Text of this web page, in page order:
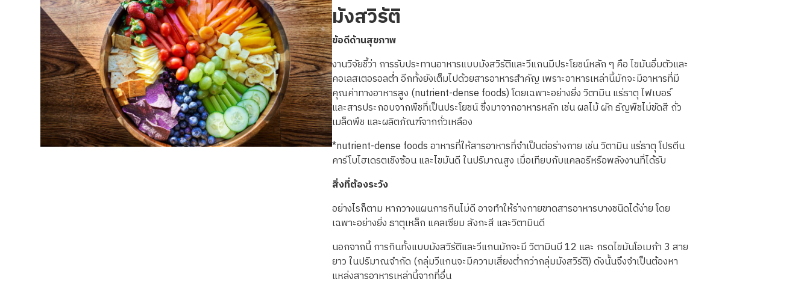
มังสวิรัติ
ข้อดีด้านสุขภาพ
งานวิจัยชี้ว่า การรับประทานอาหารแบบมังสวิรัติและวีแกนมีประโยชน์หลักๆ คือไขมันอิ่มตัวและ
คอเลสเตอรอลต่ำอีกทั้งยังเต็มไปด้วยสารอาหารสำคัญ เพราะอาหารเหล่านี้มักจะมีอาหารที่มี
คุณค่าทางอาหารสูง (nutrient-dense foods)โดยเฉพาะอย่างยิ่งวิตามินแร่ธาตุไฟเบอร์
และสารประกอบจากพืชที่เป็นประโยชน์ซึ่งมาจากอาหารหลัก เช่นผลไม้ผักธัญพืชไม่ขัดสีถั่ว
เมล็ดพืช และผลิตภัณฑ์จากถั่วเหลือง
*nutrient-dense foodsอาหารที่ให้สารอาหารที่จำเป็นต่อร่างกาย เช่นวิตามินแร่ธาตุโปรตีน
คาร์โบไฮเดรตเชิงซ้อนและไขมันดีในปริมาณสูง เมื่อเทียบกับแคลอรีหรือพลังงานที่ได้รับ
สิ่งที่ต้องระวัง
อย่างไรก็ตาม หากวางแผนการกินไม่ดีอาจทำให้ร่างกายขาดสารอาหารบางชนิดได้ง่ายโดย
เฉพาะอย่างยิ่งธาตุเหล็ก แคลเซียมสังกะสีและวิตามินดี
นอกจากนี้การกินทั้งแบบมังสวิรัติและวีแกนมักจะมีวิตามินบี12 และ กรดไขมันโอเมก้า 3สาย
ยาวในปริมาณจำกัด (กลุ่มวีแกนจะมีความเสี่ยงต่ำกว่ากลุ่มมังสวิรัติ)ดังนั้นจึงจำเป็นต้องหา
แหล่งสารอาหารเหล่านี้จากที่อื่น